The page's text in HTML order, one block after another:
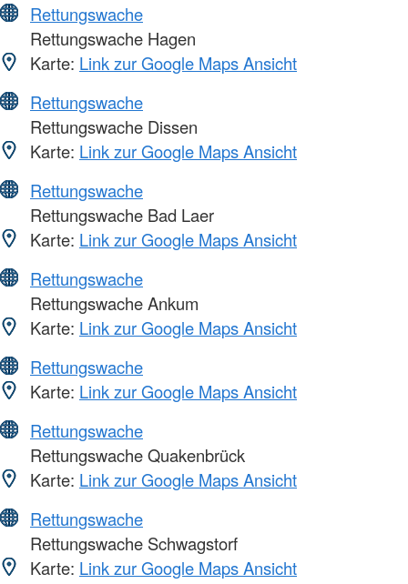
Rettungswache
Rettungswache Hagen
Karte: Link zur Google Maps Ansicht
Rettungswache
Rettungswache Dissen
Karte: Link zur Google Maps Ansicht
Rettungswache
Rettungswache Bad Laer
Karte: Link zur Google Maps Ansicht
Rettungswache
Rettungswache Ankum
Karte: Link zur Google Maps Ansicht
Rettungswache
Karte: Link zur Google Maps Ansicht
Rettungswache
Rettungswache Quakenbrück
Karte: Link zur Google Maps Ansicht
Rettungswache
Rettungswache Schwagstorf
Karte: Link zur Google Maps Ansicht